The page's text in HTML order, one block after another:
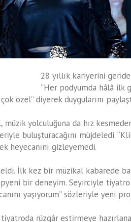
28 yıllık kariyerini
“Her podyumda hâlâ ilk
özel” diyerek duygularını
yolculuğuna da hız
buluşturacağını müjdeledi.
heyecanını gizleyemedi.
İlk kez bir müzikal kabarede
bir deneyim. Seyirciyle tiyatro
yaşıyorum” sözleriyle yeni
rüzgâr estirmeye